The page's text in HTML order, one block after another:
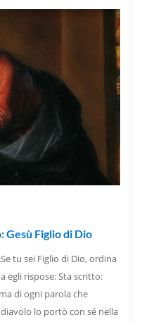
Gesù Figlio di Dio
tu sei Figlio di Dio, ordina
egli rispose: Sta scritto:
di ogni parola che
lo portò con sé nella